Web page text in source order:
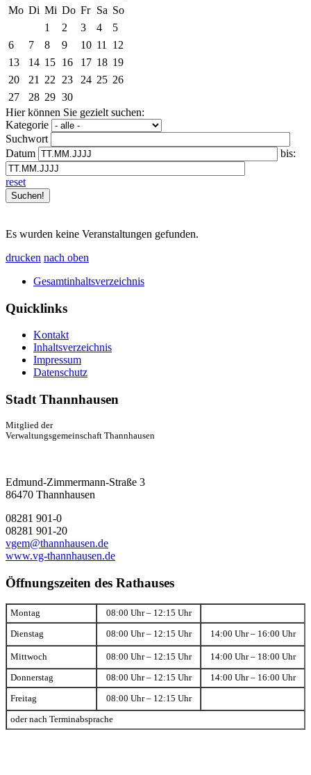
Mo Di Mi Do Fr Sa So
1
2 3 4
5
6
7 8 9 10 11
12
13
14 15 16 17 18 19
20
21 22 23 24 25 26
27
28 29 30
Hier können Sie gezielt suchen:
Kategorie
Suchwort
Datum
bis:
reset
Es wurden keine Veranstaltungen gefunden.
drucken nach oben
Gesamtinhaltsverzeichnis
Quicklinks
Kontakt
Inhaltsverzeichnis
Impressum
Datenschutz
Stadt Thannhausen
Mitglied der
Verwaltungsgemeinschaft Thannhausen
Edmund-Zimmermann-Straße 3
86470 Thannhausen
08281 901-0
08281 901-20
vgem@thannhausen.de
www.vg-thannhausen.de
Öffnungszeiten des Rathauses
Montag 08:00 Uhr – 12:15 Uhr
Dienstag 08:00 Uhr – 12:15 Uhr 14:00 Uhr – 16:00 Uhr
Mittwoch 08:00 Uhr – 12:15 Uhr 14:00 Uhr – 18:00 Uhr
Donnerstag 08:00 Uhr – 12:15 Uhr 14:00 Uhr – 16:00 Uhr
Freitag 08:00 Uhr – 12:15 Uhr
oder nach Terminabsprache